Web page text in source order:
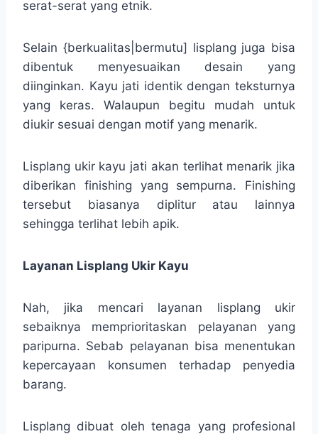
serat-serat yang etnik.
Selain {berkualitas|bermutu] lisplang juga bisa
dibentuk menyesuaikan desain yang
diinginkan. Kayu jati identik dengan teksturnya
yang keras. Walaupun begitu mudah untuk
diukir sesuai dengan motif yang menarik.
Lisplang ukir kayu jati akan terlihat menarik jika
diberikan finishing yang sempurna. Finishing
tersebut biasanya diplitur atau lainnya
sehingga terlihat lebih apik.
Layanan Lisplang Ukir Kayu
Nah, jika mencari layanan lisplang ukir
sebaiknya memprioritaskan pelayanan yang
paripurna. Sebab pelayanan bisa menentukan
kepercayaan konsumen terhadap penyedia
barang.
Lisplang dibuat oleh tenaga yang profesional